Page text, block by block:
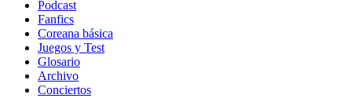
Podcast
Fanfics
Coreana básica
Juegos y Test
Glosario
Archivo
Conciertos